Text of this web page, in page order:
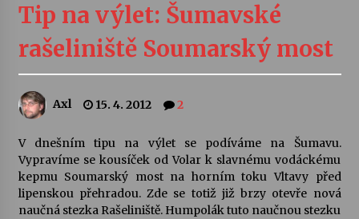
Vernisáž výstavy Josefíny Duškové: Stávám se
kapkou
Veselí muzikanti
Pozvánka na integrační festival Quijotova
šedesátka: 28. 7.–1. 8. 2026
28. 7. 2026
Tip na výlet: Šumavské
rašeliniště Soumarský most
Axl 15. 4. 2012 2
V dnešním tipu na výlet se podíváme na Šumavu.
Vypravíme se kousíček od Volar k slavnému vodáckému
kepmu Soumarský most na horním toku Vltavy před
lipenskou přehradou. Zde se totiž již brzy otevře nová
naučná stezka Rašeliniště. Humpolák tuto naučnou stezku